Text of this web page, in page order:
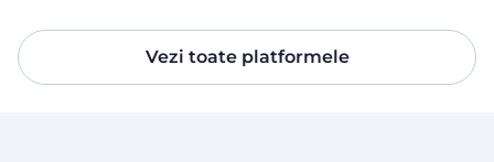
Vezi toate platformele